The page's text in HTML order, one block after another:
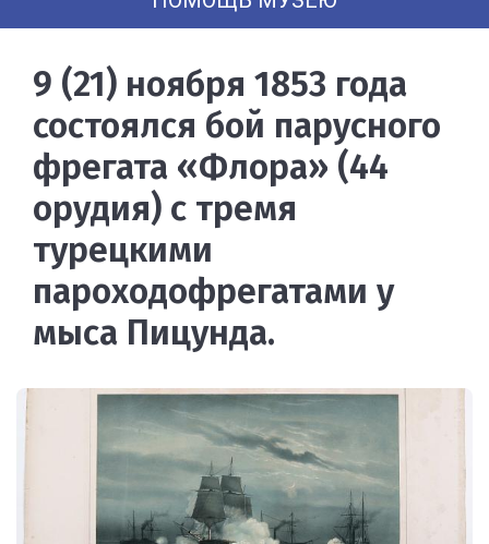
9 (21) ноября 1853 года
состоялся бой парусного
фрегата «Флора» (44
орудия) с тремя
турецкими
пароходофрегатами у
мыса Пицунда.